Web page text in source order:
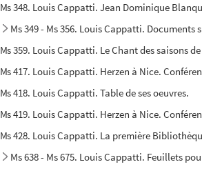
Ms 348. Louis Cappatti. Jean Dominique
Ms 349 - Ms 356. Louis Cappatti.
Ms 359. Louis Cappatti. Le Chant des saisons
Ms 417. Louis Cappatti. Herzen à Nice.
Ms 418. Louis Cappatti. Table de ses oeuvres.
Ms 419. Louis Cappatti. Herzen à Nice.
Ms 428. Louis Cappatti. La première
Ms 638 - Ms 675. Louis Cappatti. Feuillets